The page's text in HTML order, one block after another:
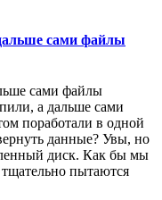
сами файлы
сами файлы
а дальше сами
поработали в одной
данные? Увы, но
диск. Как бы мы
пытаются